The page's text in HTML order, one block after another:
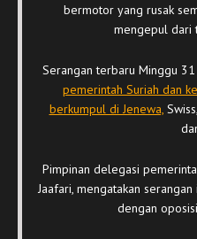
bermotor yang rusak
mengepul dari
Serangan terbaru Minggu
pemerintah Suriah dan
berkumpul di Jenewa,
Pimpinan delegasi
Jaafari, mengatakan
dengan